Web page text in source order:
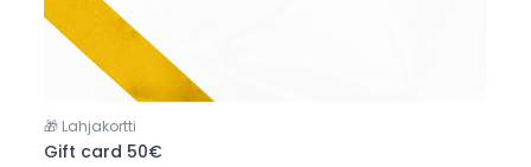
🎁 Lahjakortti
Gift card 50€